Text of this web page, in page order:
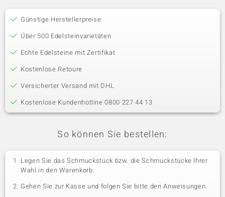
Günstige Herstellerpreise
Über 500 Edelsteinvarietäten
Echte Edelsteine mit Zertifikat
Kostenlose Retoure
Versicherter Versand mit DHL
Kostenlose Kundenhotline 0800 227 44 13
So können Sie bestellen:
Legen Sie das Schmuckstück bzw. die Schmuckstücke Ihrer
Wahl in den Warenkorb.
Gehen Sie zur Kasse und folgen Sie bitte den Anweisungen.